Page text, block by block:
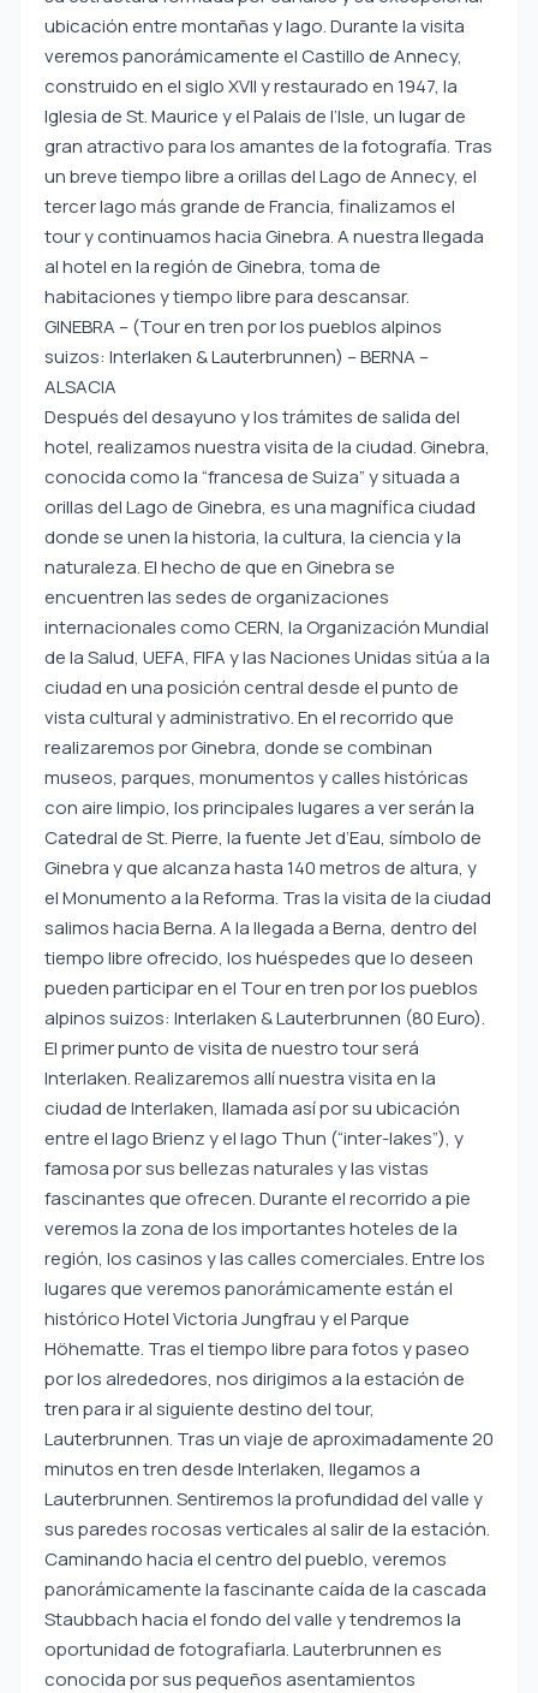
ubicación entre montañas y lago. Durante la visita
veremos panorámicamente el Castillo de Annecy,
construido en el siglo XVII y restaurado en 1947, la
Iglesia de St. Maurice y el Palais de l’Isle, un lugar de
gran atractivo para los amantes de la fotografía. Tras
un breve tiempo libre a orillas del Lago de Annecy, el
tercer lago más grande de Francia, finalizamos el
tour y continuamos hacia Ginebra. A nuestra llegada
al hotel en la región de Ginebra, toma de
habitaciones y tiempo libre para descansar.
GINEBRA – (Tour en tren por los pueblos alpinos
suizos: Interlaken & Lauterbrunnen) – BERNA –
ALSACIA
Después del desayuno y los trámites de salida del
hotel, realizamos nuestra visita de la ciudad. Ginebra,
conocida como la “francesa de Suiza” y situada a
orillas del Lago de Ginebra, es una magnífica ciudad
donde se unen la historia, la cultura, la ciencia y la
naturaleza. El hecho de que en Ginebra se
encuentren las sedes de organizaciones
internacionales como CERN, la Organización Mundial
de la Salud, UEFA, FIFA y las Naciones Unidas sitúa a la
ciudad en una posición central desde el punto de
vista cultural y administrativo. En el recorrido que
realizaremos por Ginebra, donde se combinan
museos, parques, monumentos y calles históricas
con aire limpio, los principales lugares a ver serán la
Catedral de St. Pierre, la fuente Jet d’Eau, símbolo de
Ginebra y que alcanza hasta 140 metros de altura, y
el Monumento a la Reforma. Tras la visita de la ciudad
salimos hacia Berna. A la llegada a Berna, dentro del
tiempo libre ofrecido, los huéspedes que lo deseen
pueden participar en el Tour en tren por los pueblos
alpinos suizos: Interlaken & Lauterbrunnen (80 Euro).
El primer punto de visita de nuestro tour será
Interlaken. Realizaremos allí nuestra visita en la
ciudad de Interlaken, llamada así por su ubicación
entre el lago Brienz y el lago Thun (“inter-lakes”), y
famosa por sus bellezas naturales y las vistas
fascinantes que ofrecen. Durante el recorrido a pie
veremos la zona de los importantes hoteles de la
región, los casinos y las calles comerciales. Entre los
lugares que veremos panorámicamente están el
histórico Hotel Victoria Jungfrau y el Parque
Höhematte. Tras el tiempo libre para fotos y paseo
por los alrededores, nos dirigimos a la estación de
tren para ir al siguiente destino del tour,
Lauterbrunnen. Tras un viaje de aproximadamente 20
minutos en tren desde Interlaken, llegamos a
Lauterbrunnen. Sentiremos la profundidad del valle y
sus paredes rocosas verticales al salir de la estación.
Caminando hacia el centro del pueblo, veremos
panorámicamente la fascinante caída de la cascada
Staubbach hacia el fondo del valle y tendremos la
oportunidad de fotografiarla. Lauterbrunnen es
conocida por sus pequeños asentamientos